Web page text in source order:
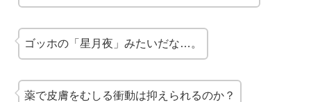
ゴッホの「星月夜」みたいだな…。
薬で皮膚をむしる衝動は抑えられるのか？